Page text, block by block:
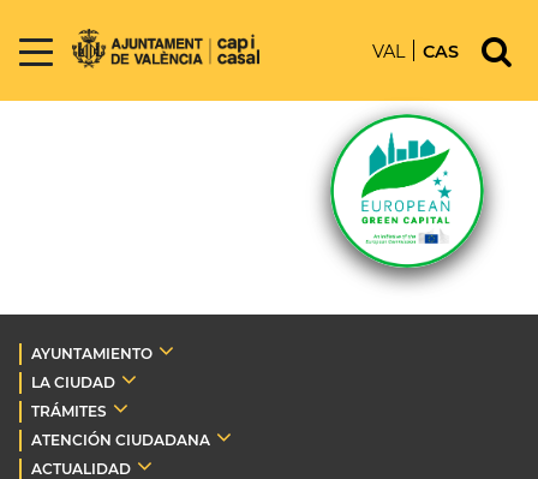
VAL CAS
AYUNTAMIENTO
LA CIUDAD
TRÁMITES
ATENCIÓN CIUDADANA
ACTUALIDAD